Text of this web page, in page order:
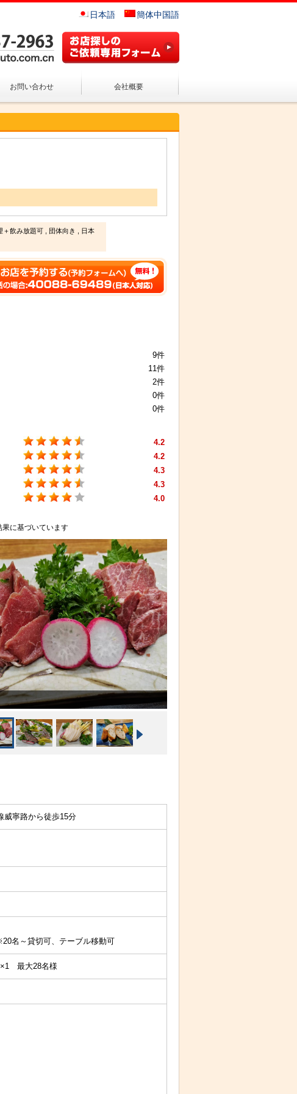
日本語 簡体中国語
お問い合わせ 会社概要
＋飲み放題可 , 団体向き , 日本
9件
11件
2件
0件
0件
4.2
4.2
4.3
4.3
4.0
に基づいています
寧路から徒歩15分
名～貸切可、テーブル移動可
×1 最大28名様